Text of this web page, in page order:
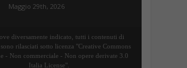
Maggio 29th, 2026
diversamente indicato, tutti i contenuti di
rilasciati sotto licenza "Creative Commons
- Non commerciale - Non opere derivate 3.0
Italia License".